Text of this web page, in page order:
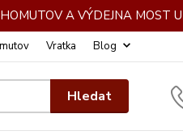
A VÝDEJNA MOST
Vratka Blog
Hledat